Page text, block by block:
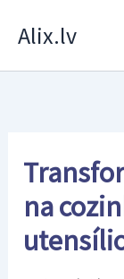
Alix.lv
na